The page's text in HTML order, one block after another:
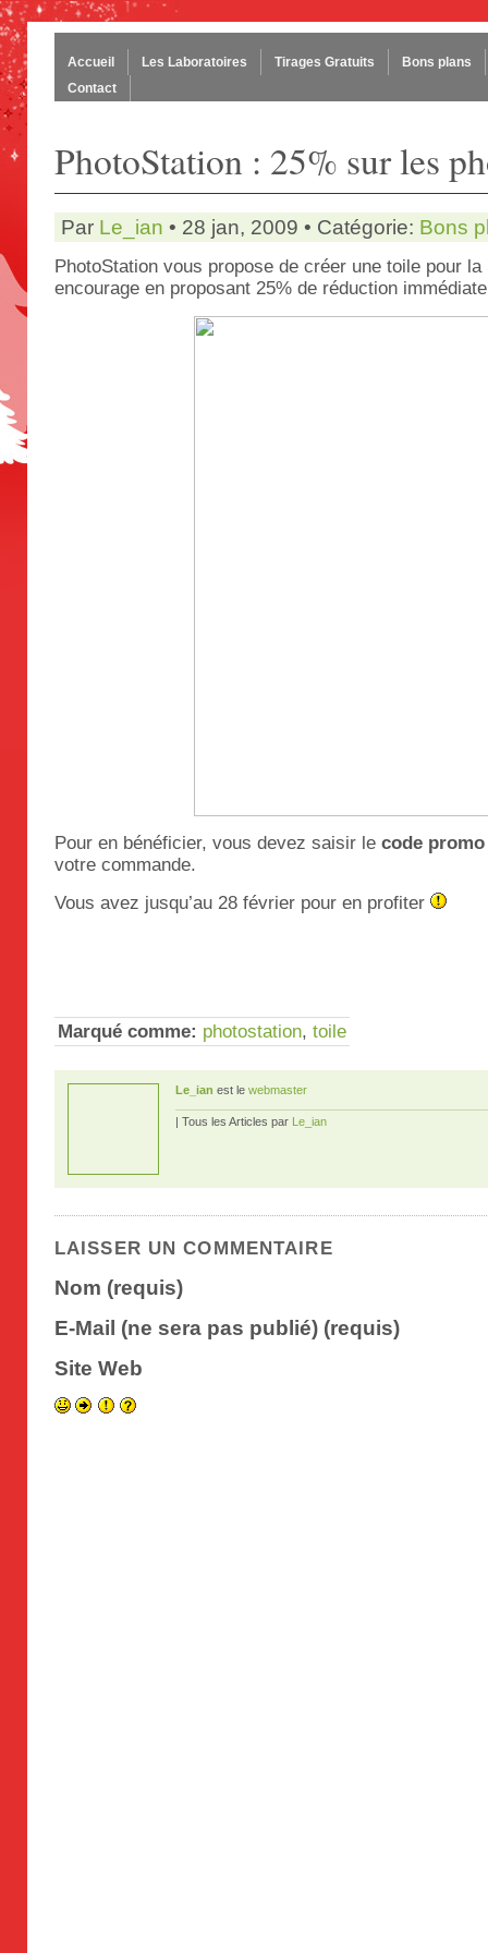
Accueil Les Laboratoires Tirages Gratuits
Bons plans
Contact
PhotoStation : 25% sur les
Par Le_ian • 28 jan, 2009 • Catégorie: Bons
PhotoStation vous propose de créer une toile pour
encourage en proposant 25% de réduction
Pour en bénéficier, vous devez saisir le code
votre commande.
Vous avez jusqu’au 28 février pour en profiter
Marqué comme: photostation, toile
Le_ian est le webmaster
| Tous les Articles par Le_ian
LAISSER UN COMMENTAIRE
Nom (requis)
E-Mail (ne sera pas publié) (requis)
Site Web